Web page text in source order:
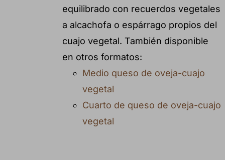
equilibrado con recuerdos vegetales
a alcachofa o espárrago propios del
cuajo vegetal. También disponible
en otros formatos:
Medio queso de oveja-cuajo
vegetal
Cuarto de queso de oveja-cuajo
vegetal